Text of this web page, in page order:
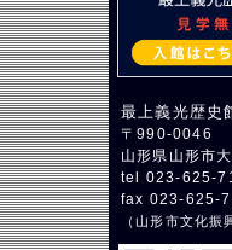
最上義光歴史
〒990-0046
山形県山形市
tel 023-625-
fax 023-625-
（山形市文化振